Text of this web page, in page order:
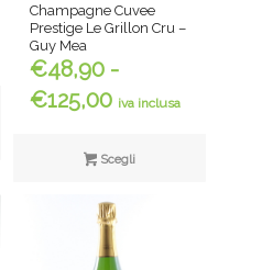
Champagne Cuvee
Prestige Le Grillon Cru –
Guy Mea
€48,90 -
€125,00Fascia
prezzo:
€48,90
a
€125,00
iva inclusa
Scegli